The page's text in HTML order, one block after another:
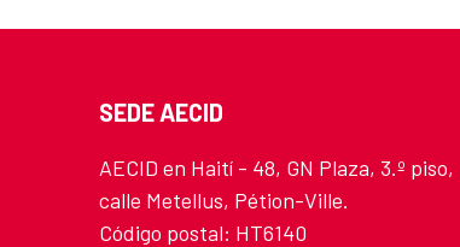
SEDE AECID
AECID en Haití - 48, GN Plaza, 3.º piso,
calle Metellus, Pétion-Ville.
Código postal: HT6140